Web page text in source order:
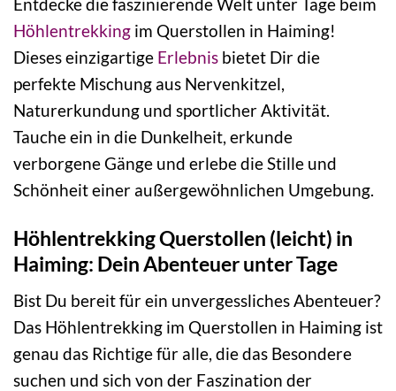
Entdecke die faszinierende Welt unter Tage beim
Höhlentrekking im Querstollen in Haiming!
Dieses einzigartige Erlebnis bietet Dir die
perfekte Mischung aus Nervenkitzel,
Naturerkundung und sportlicher Aktivität.
Tauche ein in die Dunkelheit, erkunde
verborgene Gänge und erlebe die Stille und
Schönheit einer außergewöhnlichen Umgebung.
Höhlentrekking Querstollen (leicht) in
Haiming: Dein Abenteuer unter Tage
Bist Du bereit für ein unvergessliches Abenteuer?
Das Höhlentrekking im Querstollen in Haiming ist
genau das Richtige für alle, die das Besondere
suchen und sich von der Faszination der